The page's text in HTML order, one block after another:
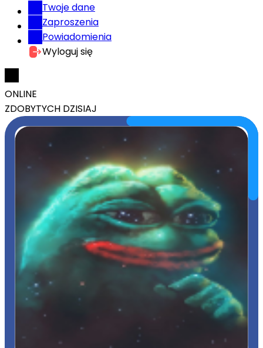
Twoje dane
Zaproszenia
Powiadomienia
Wyloguj się
ONLINE
ZDOBYTYCH DZISIAJ